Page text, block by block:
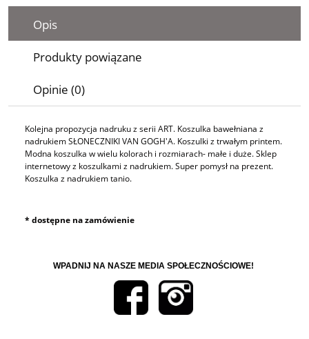
Opis
Produkty powiązane
Opinie (0)
Kolejna propozycja nadruku z serii ART. Koszulka bawełniana z
nadrukiem SŁONECZNIKI VAN GOGH'A. Koszulki z trwałym printem.
Modna koszulka w wielu kolorach i rozmiarach- małe i duże. Sklep
internetowy z koszulkami z nadrukiem. Super pomysł na prezent.
Koszulka z nadrukiem tanio.
* dostępne na zamówienie
WPADNIJ NA NASZE MEDIA SPOŁECZNOŚCIOWE!